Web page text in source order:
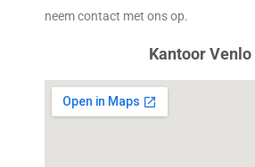
neem contact met ons op.
Kantoor Venlo